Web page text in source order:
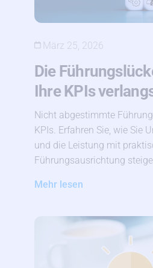
März 25, 2026
Die
Ihre KPIs
Nicht abgestimmte
KPIs. Erfahren Sie, wie Sie
und die Leistung mit
Führungsausrichtung
Mehr lesen